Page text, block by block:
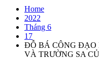
Home
2022
Tháng 6
17
ĐỖ BÁ CÔNG ĐẠO
VÀ TRƯỜNG SA